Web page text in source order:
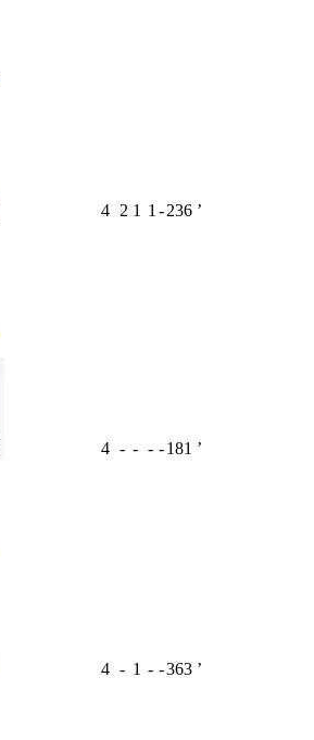
4 2 1 1 -236 ʼ
4 - - - -181 ʼ
4 - 1 - -363 ʼ